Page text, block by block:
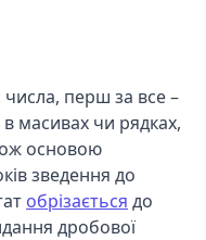
числа, перш за все –
масивах чи рядках,
основою
зведення до
обрізається до
дробової